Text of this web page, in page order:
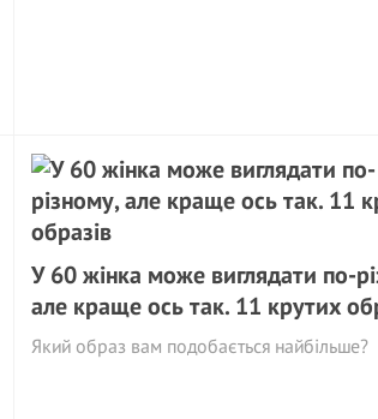
У 60 жінка може виглядати по-
але краще ось так. 11 крутих
Який образ вам подобається найбільше?